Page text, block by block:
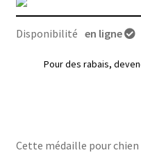
Disponibilité en ligne
Pour des rabais,
Cette médaille pour